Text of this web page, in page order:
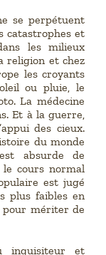
se perpétuent
catastrophes et
les milieux
religion et chez
les croyants
ou pluie, le
La médecine
Et à la guerre,
des cieux.
du monde
absurde de
cours normal
est jugé
plus faibles en
pour mériter de
inquisiteur et